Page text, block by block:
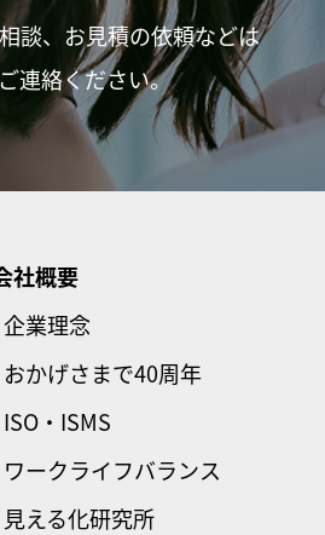
談、お見積の依頼などは
連絡ください。
社概要
業理念
かげさまで40周年
・ISMS
ークライフバランス
える化研究所